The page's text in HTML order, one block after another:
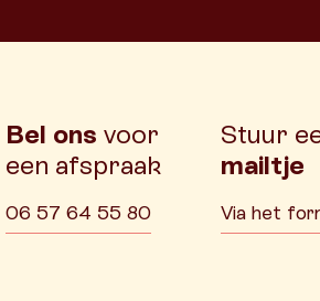
Bel ons voor
een afspraak
06 57 64 55 80
Stuur
mailtje
Via het